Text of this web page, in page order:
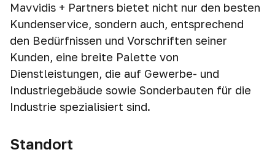
Mavvidis + Partners bietet nicht nur den besten
Kundenservice, sondern auch, entsprechend
den Bedürfnissen und Vorschriften seiner
Kunden, eine breite Palette von
Dienstleistungen, die auf Gewerbe- und
Industriegebäude sowie Sonderbauten für die
Industrie spezialisiert sind.
Standort